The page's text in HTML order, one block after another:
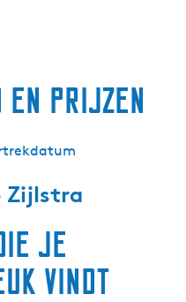
en prijzen
Zijlstra
je
vindt